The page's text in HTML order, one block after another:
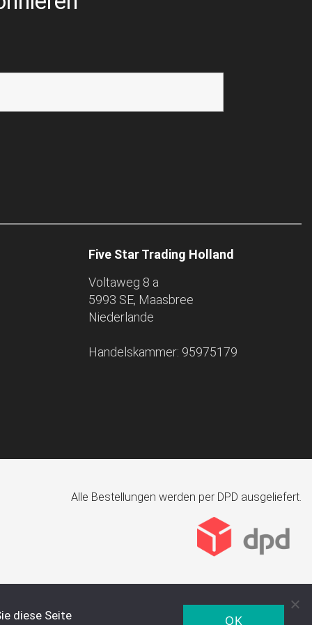
Five Star Trading Holland
Voltaweg 8 a
5993 SE, Maasbree
Niederlande
Handelskammer: 95975179
Alle Bestellungen werden per DPD ausgeliefert.
diese Seite OK